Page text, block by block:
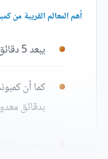
أهم المعالم القريبة من
يبعد 5 دقائق فقط عن الشيخ زايد سيتي سنتر.
كما أن
بدقائق